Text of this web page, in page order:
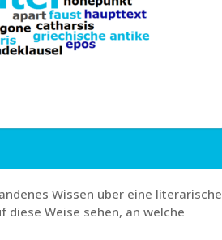
Wissen über eine literarische
diese Weise sehen, an welche